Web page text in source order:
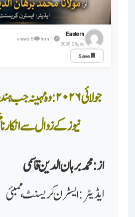
اداریہ
جولائی ۲۰۲۶: وہ مہینہ جب ہندوستانی ٹیلی ویژن نیوز کے زوال سے انکار ناممکن ہو گیا
Eastern
جولائی 28, 2026
1 min
5 views
Save
جولائی ۲۰۲۶: وہ
نیوز کے زوال سے انکار
از: محمد برہان الدین قاسمی
ایڈیٹر: ایسٹرن کریسنٹ، ممبئی